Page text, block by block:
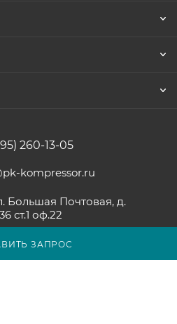
ЗАПРОС
260-13-05
kompressor.ru
Большая Почтовая, д.
36 ст.1 оф.22